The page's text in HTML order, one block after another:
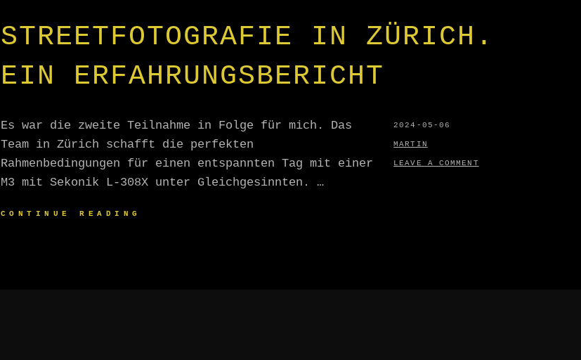
STREETFOTOGRAFIE IN ZÜRICH.
EIN ERFAHRUNGSBERICHT
Es war die zweite Teilnahme in Folge für mich. Das
Team in Zürich schafft die perfekten
Rahmenbedingungen für einen entspannten Tag mit einer
M3 mit Sekonik L-308X unter Gleichgesinnten. …
CONTINUE READING
POSTED
ON
2024-05-06
BY
MARTIN
LEAVE A COMMENT